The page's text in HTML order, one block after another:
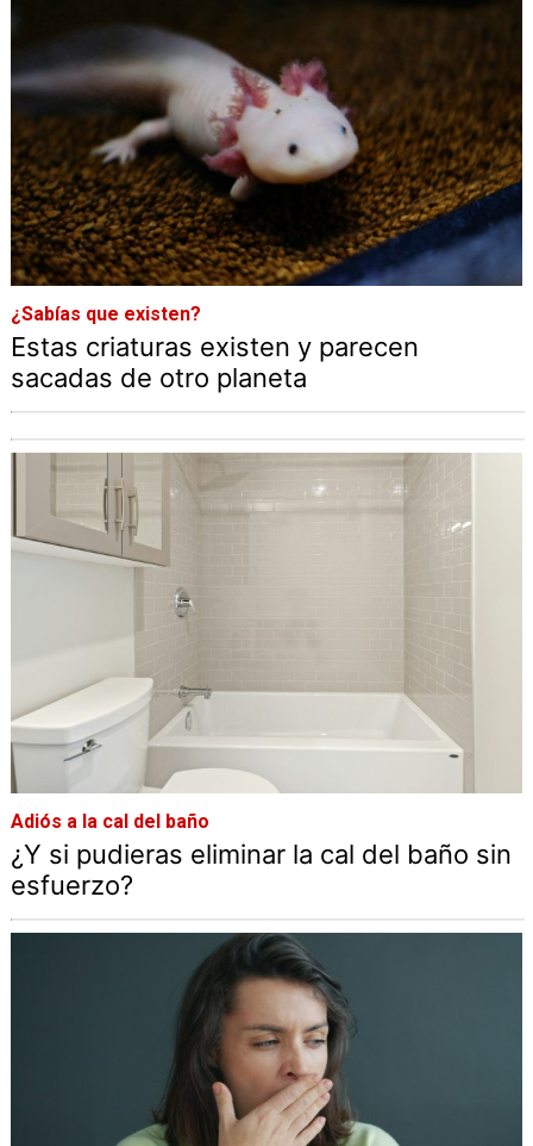
¿Sabías que existen?
Estas criaturas existen y parecen
sacadas de otro planeta
Adiós a la cal del baño
¿Y si pudieras eliminar la cal del baño sin
esfuerzo?